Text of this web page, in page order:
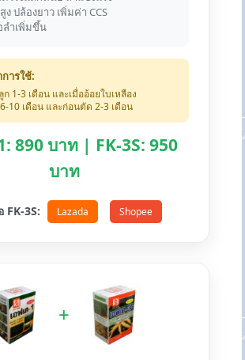
สูง ปล้องยาว เพิ่มค่า CCS
ลำเพิ่มขึ้น
การใช้:
ก 1-3 เดือน และเมื่ออ้อยใบเหลือง
6-10 เดือน และก่อนตัด 2-3 เดือน
890 บาท | FK-3S: 950
บาท
FK-3S: Lazada Shopee
+